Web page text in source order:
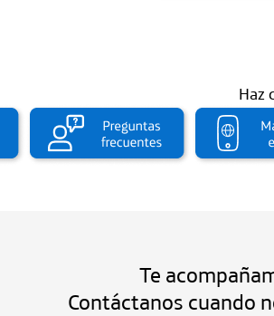
Haz
Te
Contáctanos cuando